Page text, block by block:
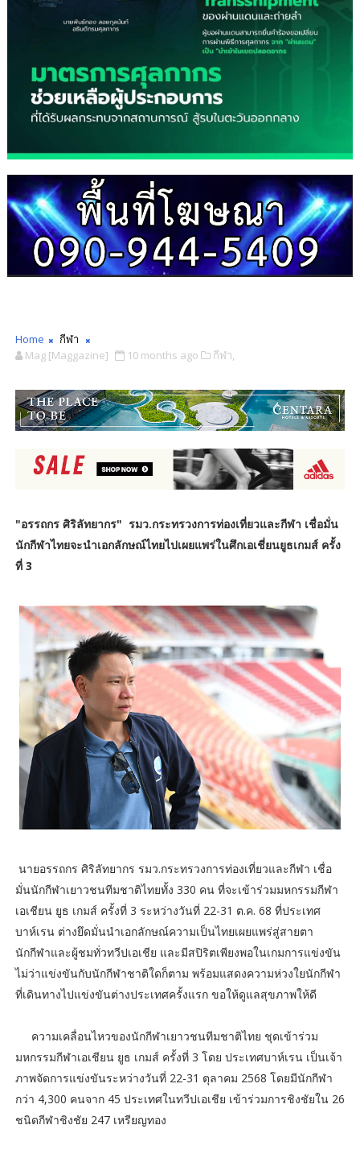
Home
กีฬา
Mag [Maggazine]
10 months ago กีฬา,
"อรรถกร ศิริลัทยากร" รมว.กระทรวงการท่องเที่ยวและกีฬา เชื่อมั่น
นักกีฬาไทยจะนำเอกลักษณ์ไทยไปเผยแพร่ในศึกเอเชี่ยนยูธเกมส์ ครั้ง
ที่ 3
นายอรรถกร ศิริลัทยากร รมว.กระทรวงการท่องเที่ยวและกีฬา เชื่อ
มั่นนักกีฬาเยาวชนทีมชาติไทยทั้ง 330 คน ที่จะเข้าร่วมมหกรรมกีฬา
เอเชียน ยูธ เกมส์ ครั้งที่ 3 ระหว่างวันที่ 22-31 ต.ค. 68 ที่ประเทศ
บาห์เรน ต่างยึดมั่นนำเอกลักษณ์ความเป็นไทยเผยแพร่สู่สายตา
นักกีฬาและผู้ชมทั่วทวีปเอเชีย และมีสปิริตเพียงพอในเกมการแข่งขัน
ไม่ว่าแข่งขันกับนักกีฬาชาติใดก็ตาม พร้อมแสดงความห่วงใยนักกีฬา
ที่เดินทางไปแข่งขันต่างประเทศครั้งแรก ขอให้ดูแลสุขภาพให้ดี
ความเคลื่อนไหวของนักกีฬาเยาวชนทีมชาติไทย ชุดเข้าร่วม
มหกรรมกีฬาเอเชียน ยูธ เกมส์ ครั้งที่ 3 โดย ประเทศบาห์เรน เป็นเจ้า
ภาพจัดการแข่งขันระหว่างวันที่ 22-31 ตุลาคม 2568 โดยมีนักกีฬา
กว่า 4,300 คนจาก 45 ประเทศในทวีปเอเชีย เข้าร่วมการชิงชัยใน 26
ชนิดกีฬาชิงชัย 247 เหรียญทอง